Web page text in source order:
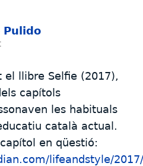
Pulido
llibre Selfie (2017),
capítols
les habituals
català actual.
en qüestió:
lifeandstyle/